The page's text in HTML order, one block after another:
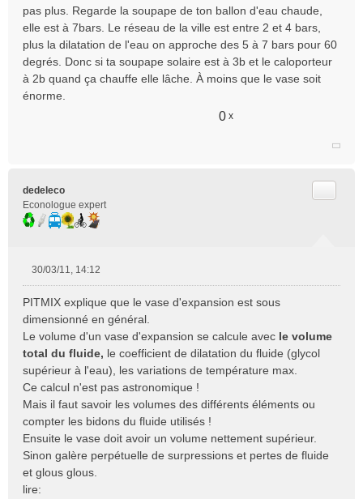
l
u
pas plus. Regarde la soupape de ton ballon d'eau chaude,
elle est à 7bars. Le réseau de la ville est entre 2 et 4 bars,
plus la dilatation de l'eau on approche des 5 à 7 bars pour 60
degrés. Donc si ta soupape solaire est à 3b et le caloporteur
à 2b quand ça chauffe elle lâche. À moins que le vase soit
énorme.
0 x
dedeleco
Econologue expert
s
s
a
g
e
n
l
u
30/03/11, 14:12
PITMIX explique que le vase d'expansion est sous
dimensionné en général.
Le volume d'un vase d'expansion se calcule avec le volume
total du fluide, le coefficient de dilatation du fluide (glycol
supérieur à l'eau), les variations de température max.
Ce calcul n'est pas astronomique !
Mais il faut savoir les volumes des différents éléments ou
compter les bidons du fluide utilisés !
Ensuite le vase doit avoir un volume nettement supérieur.
Sinon galère perpétuelle de surpressions et pertes de fluide
et glous glous.
lire: